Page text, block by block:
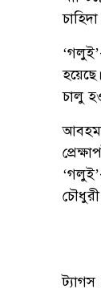
চালু
ট্যাগস